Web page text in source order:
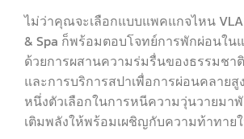
ไม่ว่าคุณจะเลือกแบบแพคแกจไหน VLA
& Spa ก็พร้อมตอบโจทย์การพักผ่อนใ
ด้วยการผสานความร่มรื่นของธรรมชา
และการบริการสปาเพื่อการผ่อนคลายสู
หนึ่งตัวเลือกในการหนีความวุ่นวายมา
เติมพลังให้พร้อมเผชิญกับความท้าทาย